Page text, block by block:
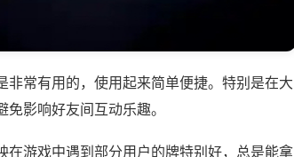
常有用的，使用起来简单便捷。特别是在大
影响好友间互动乐趣。
游戏中遇到部分用户的牌特别好，总是能拿